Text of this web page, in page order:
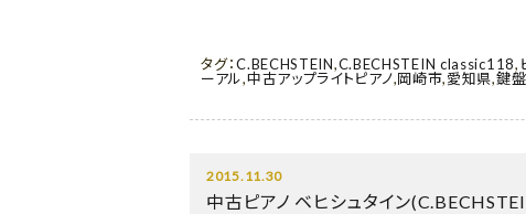
タグ：C.BECHSTEIN,C.BECHSTEIN classic118,
ーアル,中古アップライトピアノ,岡崎市,愛知県,鍵
2015.11.30
中古ピアノ ベヒシュタイン